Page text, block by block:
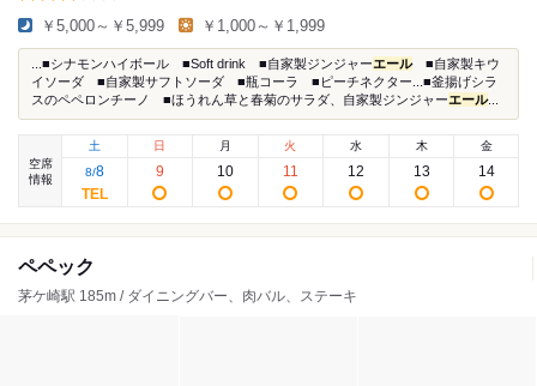
￥5,000～￥5,999 ￥1,000～￥1,999
...■シナモンハイボール ■Soft drink ■自家製ジンジャーエール■自家製キウ
イソーダ ■自家製サフトソーダ ■瓶コーラ ■ピーチネクター...■釜揚げシラ
スのペペロンチーノ ■ほうれん草と春菊のサラダ、自家製ジンジャーエール...
空席
情報
土
8/8
日
9
月
10
火
11
水
12
木
13
金
14
ペペック
茅ケ崎駅 185m / ダイニングバー、肉バル、ステーキ